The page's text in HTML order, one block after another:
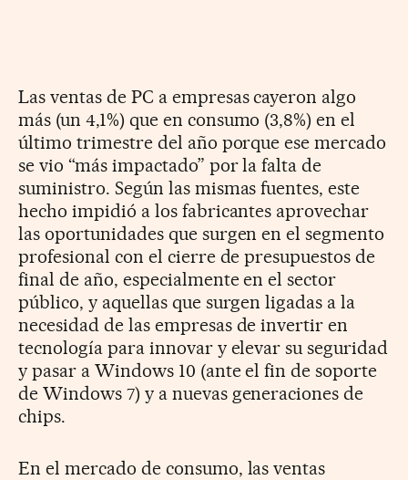
Las ventas de PC a empresas cayeron algo
más (un 4,1%) que en consumo (3,8%) en el
último trimestre del año porque ese mercado
se vio “más impactado” por la falta de
suministro. Según las mismas fuentes, este
hecho impidió a los fabricantes aprovechar
las oportunidades que surgen en el segmento
profesional con el cierre de presupuestos de
final de año, especialmente en el sector
público, y aquellas que surgen ligadas a la
necesidad de las empresas de invertir en
tecnología para innovar y elevar su seguridad
y pasar a Windows 10 (ante el fin de soporte
de Windows 7) y a nuevas generaciones de
chips.
En el mercado de consumo, las ventas